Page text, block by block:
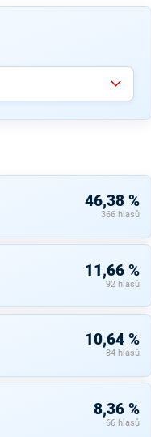
46,38 %
366 hlasů
11,66 %
92 hlasů
10,64 %
84 hlasů
8,36 %
66 hlasů